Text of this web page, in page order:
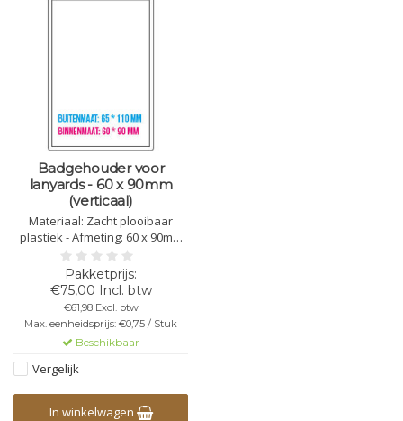
Badgehouder voor
lanyards - 60 x 90mm
(verticaal)
Materiaal: Zacht plooibaar
plastiek - Afmeting: 60 x 90mm
(verticaal)
€75,00 Incl. btw
€61,98 Excl. btw
Max. eenheidsprijs: €0,75 / Stuk
Beschikbaar
Vergelijk
In winkelwagen